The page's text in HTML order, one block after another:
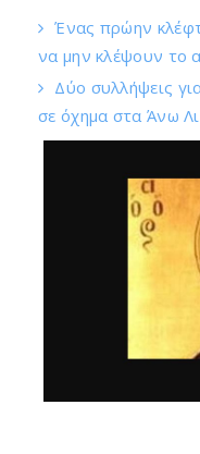
Ένας πρώην
να μην κλέψουν το
Δύο συλλήψεις
σε όχημα στα Άνω